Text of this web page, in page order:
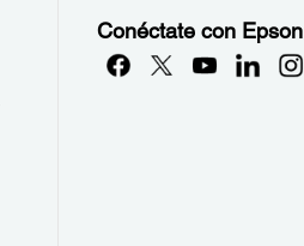
Conéctate con Epson